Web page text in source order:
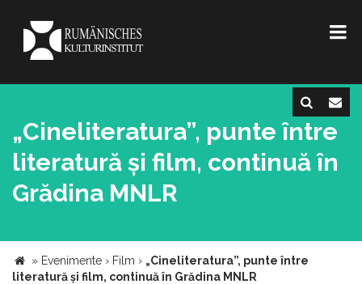
„Cineliteratura”, punte între
literatură și film, continuă în
Grădina MNLR
» Evenimente › Film › „Cineliteratura”, punte între
literatură și film, continuă în Grădina MNLR